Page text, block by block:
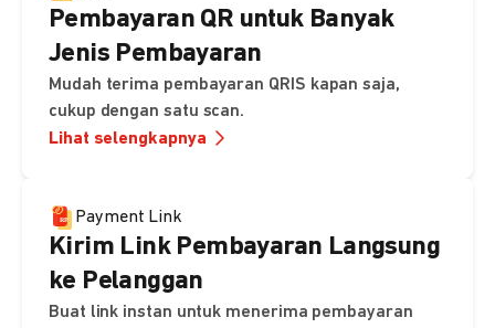
Pembayaran QR untuk Banyak
Jenis Pembayaran
Mudah terima pembayaran QRIS kapan saja,
cukup dengan satu scan.
Lihat selengkapnya
Payment Link
Kirim Link Pembayaran Langsung
ke Pelanggan
Buat link instan untuk menerima pembayaran